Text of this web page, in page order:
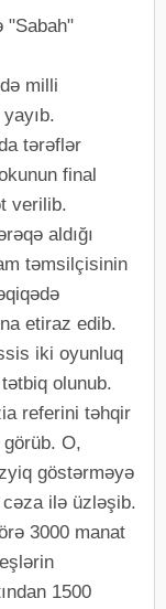
"Sabah"
milli
tərəflər
final
verilib.
aldığı
təmsilçisinin
etiraz edib.
iki oyunluq
olunub.
referini təhqir
görüb. O,
göstərməyə
ilə üzləşib.
3000 manat
1500